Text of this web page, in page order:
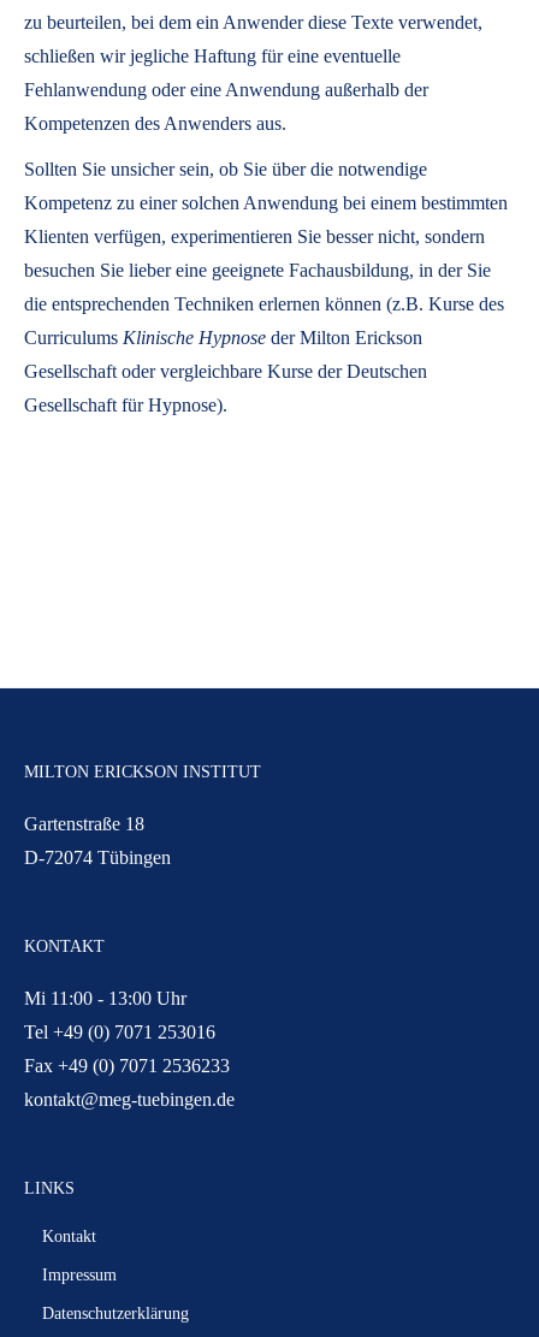
zu beurteilen, bei dem ein Anwender diese Texte verwendet,
schließen wir jegliche Haftung für eine eventuelle
Fehlanwendung oder eine Anwendung außerhalb der
Kompetenzen des Anwenders aus.
Sollten Sie unsicher sein, ob Sie über die notwendige
Kompetenz zu einer solchen Anwendung bei einem bestimmten
Klienten verfügen, experimentieren Sie besser nicht, sondern
besuchen Sie lieber eine geeignete Fachausbildung, in der Sie
die entsprechenden Techniken erlernen können (z.B. Kurse des
Curriculums Klinische Hypnose der Milton Erickson
Gesellschaft oder vergleichbare Kurse der Deutschen
Gesellschaft für Hypnose).
MILTON ERICKSON INSTITUT
Gartenstraße 18
D-72074 Tübingen
KONTAKT
Mi 11:00 - 13:00 Uhr
Tel +49 (0) 7071 253016
Fax +49 (0) 7071 2536233
kontakt@meg-tuebingen.de
LINKS
Kontakt
Impressum
Datenschutzerklärung